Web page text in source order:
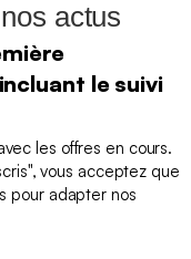
actus
le suivi
les offres en cours.
vous acceptez que
pour adapter nos